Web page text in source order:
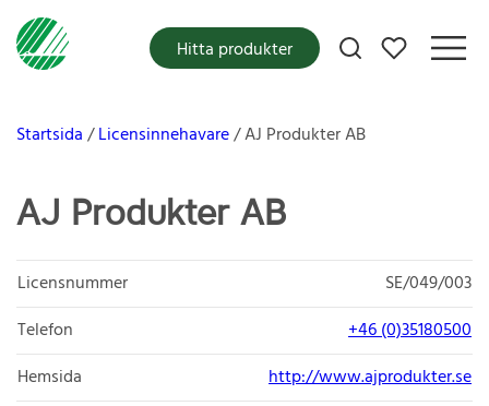
Mina favoriter
Hitta produkter
Startsida Licensinnehavare AJ Produkter AB
AJ Produkter AB
Licensnummer
SE/049/003
Telefon
+46 (0)35180500
Hemsida
http://www.ajprodukter.se